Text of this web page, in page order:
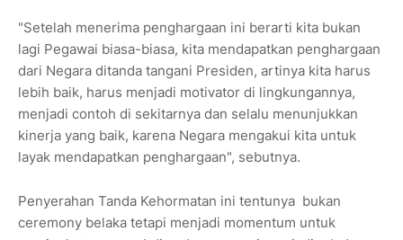
"Setelah menerima penghargaan ini berarti kita bukan
lagi Pegawai biasa-biasa, kita mendapatkan penghargaan
dari Negara ditanda tangani Presiden, artinya kita harus
lebih baik, harus menjadi motivator di lingkungannya,
menjadi contoh di sekitarnya dan selalu menunjukkan
kinerja yang baik, karena Negara mengakui kita untuk
layak mendapatkan penghargaan", sebutnya.
Penyerahan Tanda Kehormatan ini tentunya bukan
ceremony belaka tetapi menjadi momentum untuk